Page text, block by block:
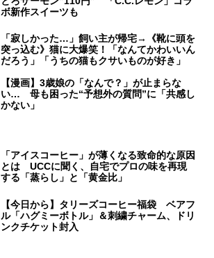
ボ新作スイーツも
「寂しかった…」飼い主が帰宅→《靴に頭を
突っ込む》猫に大爆笑！「なんてかわいいん
だろう」「うちの猫もクサいものが好き」
【漫画】3歳娘の「なんで？」が止まらな
い… 母も困った“予想外の質問”に「共感し
かない」
「アイスコーヒー」が薄くなる致命的な原因
とは UCCに聞く、自宅でプロの味を再現
する「蒸らし」と「黄金比」
【今日から】タリーズコーヒー福袋 ベアフ
ル「ハグミーボトル」＆刺繍チャーム、ドリ
ンクチケット封入